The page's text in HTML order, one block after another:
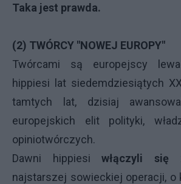
Taka jest prawda.
(2) TWÓRCY "NOWEJ EUROPY"
Twórcami są europejscy
hippiesi lat siedemdziesiątych
tamtych lat, dzisiaj
europejskich elit polityki,
opiniotwórczych.
Dawni hippiesiwłączyli się
najstarszej sowieckiej operacji, o